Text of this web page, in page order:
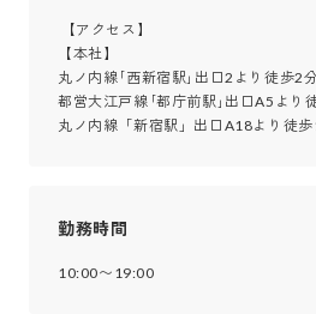
【本社】
丸ノ内線｢西新宿駅｣出口2より徒歩2
都営大江戸線｢都庁前駅｣出口A5より
丸ノ内線「新宿駅」出口A18より徒
勤務時間
10:00〜19:00